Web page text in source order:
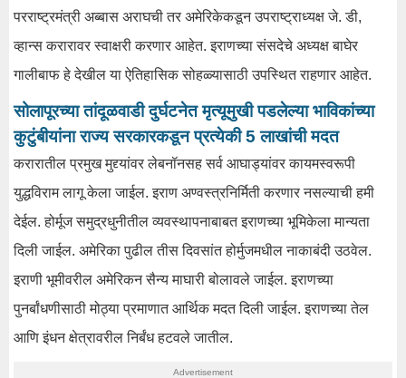
परराष्ट्रमंत्री अब्बास अराघची तर अमेरिकेकडून उपराष्ट्राध्यक्ष जे. डी,
व्हान्स करारावर स्वाक्षरी करणार आहेत. इराणच्या संसदेचे अध्यक्ष बाघेर
गालीबाफ हे देखील या ऐतिहासिक सोहळ्यासाठी उपस्थित राहणार आहेत.
सोलापूरच्या तांदूळवाडी दुर्घटनेत मृत्यूमुखी पडलेल्या भाविकांच्या
कुटुंबीयांना राज्य सरकारकडून प्रत्येकी 5 लाखांची मदत
करारातील प्रमुख मुद्द्यांवर लेबनॉनसह सर्व आघाड्यांवर कायमस्वरूपी
युद्धविराम लागू केला जाईल. इराण अण्वस्त्रनिर्मिती करणार नसल्याची हमी
देईल. होर्मूज समुद्रधुनीतील व्यवस्थापनाबाबत इराणच्या भूमिकेला मान्यता
दिली जाईल. अमेरिका पुढील तीस दिवसांत होर्मुजमधील नाकाबंदी उठवेल.
इराणी भूमीवरील अमेरिकन सैन्य माघारी बोलावले जाईल. इराणच्या
पुनर्बांधणीसाठी मोठ्या प्रमाणात आर्थिक मदत दिली जाईल. इराणच्या तेल
आणि इंधन क्षेत्रावरील निर्बंध हटवले जातील.